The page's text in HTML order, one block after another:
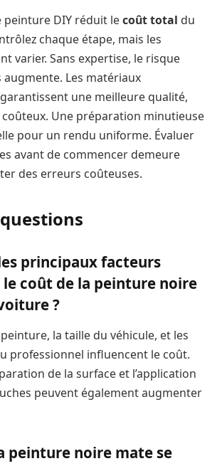
DIY réduit lecoût total du
chaque étape, mais les
varier. Sans expertise, le risque
augmente. Les matériaux
une meilleure qualité,
Une préparation minutieuse
pour un rendu uniforme. Évaluer
avant de commencer demeure
des erreurs coûteuses.
principaux facteurs
coût de la peinture noire
?
la taille du véhicule, et les
professionnel influencent le coût.
de la surface et l’application
peuvent également augmenter
peinture noire mate se